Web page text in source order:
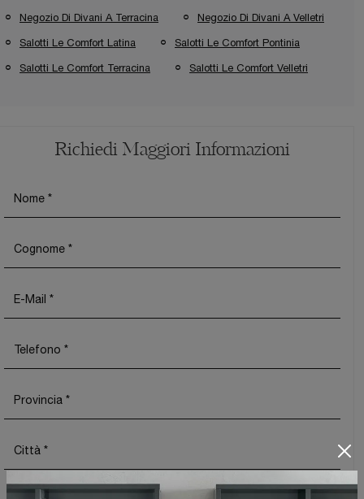
Negozio Di Divani A Terracina Negozio Di Divani A Velletri
Salotti Le Comfort Latina Salotti Le Comfort Pontinia
Salotti Le Comfort Terracina Salotti Le Comfort Velletri
Richiedi Maggiori Informazioni